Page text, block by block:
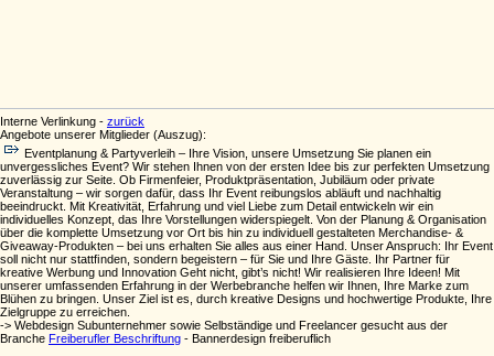
Interne Verlinkung - zurück
Angebote unserer Mitglieder (Auszug):
Eventplanung & Partyverleih – Ihre Vision, unsere Umsetzung Sie planen ein
unvergessliches Event? Wir stehen Ihnen von der ersten Idee bis zur perfekten Umsetzung
zuverlässig zur Seite. Ob Firmenfeier, Produktpräsentation, Jubiläum oder private
Veranstaltung – wir sorgen dafür, dass Ihr Event reibungslos abläuft und nachhaltig
beeindruckt. Mit Kreativität, Erfahrung und viel Liebe zum Detail entwickeln wir ein
individuelles Konzept, das Ihre Vorstellungen widerspiegelt. Von der Planung & Organisation
über die komplette Umsetzung vor Ort bis hin zu individuell gestalteten Merchandise- &
Giveaway-Produkten – bei uns erhalten Sie alles aus einer Hand. Unser Anspruch: Ihr Event
soll nicht nur stattﬁnden, sondern begeistern – für Sie und Ihre Gäste. Ihr Partner für
kreative Werbung und Innovation Geht nicht, gibt’s nicht! Wir realisieren Ihre Ideen! Mit
unserer umfassenden Erfahrung in der Werbebranche helfen wir Ihnen, Ihre Marke zum
Blühen zu bringen. Unser Ziel ist es, durch kreative Designs und hochwertige Produkte, Ihre
Zielgruppe zu erreichen.
-> Webdesign Subunternehmer sowie Selbständige und Freelancer gesucht aus der
Branche Freiberufler Beschriftung - Bannerdesign freiberuflich